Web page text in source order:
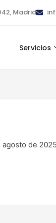
Madrid
Servicios
agosto de 2025